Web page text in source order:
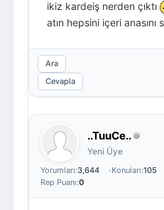
ikiz kardeiş nerden çıktı
atın hepsini içeri anasını
Ara
Cevapla
..TuuCe..
Yeni Üye
Yorumları:3,644 Konuları:105
Rep Puanı:0